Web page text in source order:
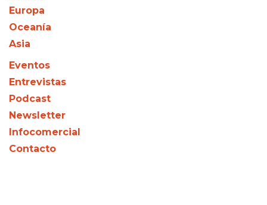
Europa
Oceanía
Asia
Eventos
Entrevistas
Podcast
Newsletter
Infocomercial
Contacto